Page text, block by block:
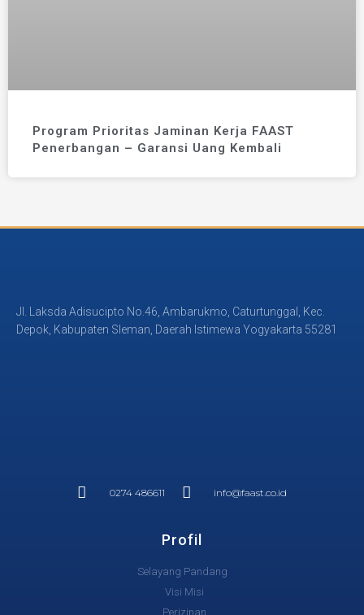
Program Prioritas Jaminan Kerja FAAST
Penerbangan – Garansi Uang Kembali
Jl. Laksda Adisucipto No.46, Ambarukmo, Caturtunggal, Kec.
Depok, Kabupaten Sleman, Daerah Istimewa Yogyakarta 55281
0274 486611 info@faast.co.id
Profil
Selayang Pandang
Visi Misi
Perizinan